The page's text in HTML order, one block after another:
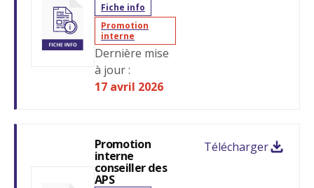
RechercherFiche info
Promotion
interne
Dernière mise
à jour :
17 avril 2026
Promotion
interne
conseiller des
APS
Télécharger
Se connecter